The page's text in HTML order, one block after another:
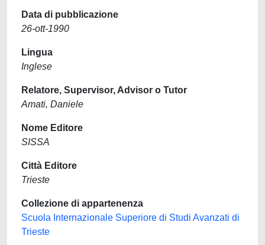
Data di pubblicazione
26-ott-1990
Lingua
Inglese
Relatore, Supervisor, Advisor o Tutor
Amati, Daniele
Nome Editore
SISSA
Città Editore
Trieste
Collezione di appartenenza
Scuola Internazionale Superiore di Studi Avanzati di
Trieste